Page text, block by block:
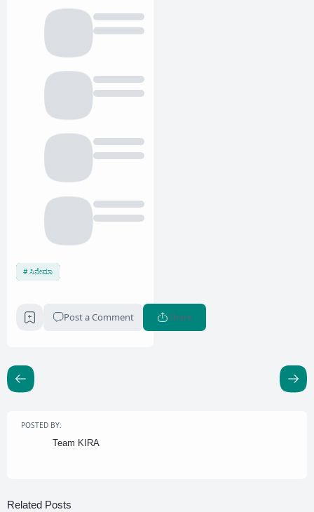
ಸಿನೇಮಾ
Post a Comment Share
POSTED BY:
Team KIRA
Related Posts